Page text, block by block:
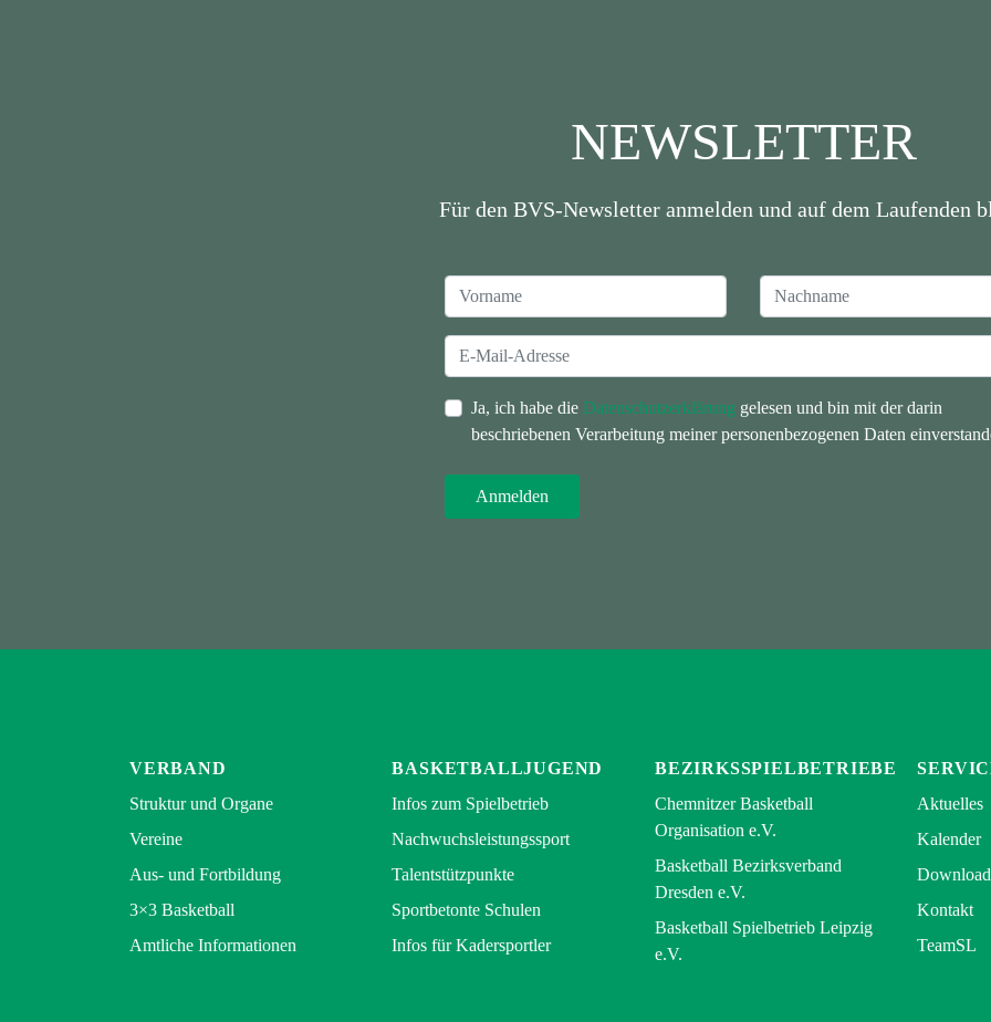
NEWSLETTER
Für den BVS-Newsletter anmelden und auf dem Laufenden
Ja, ich habe die Datenschutzerklärung gelesen und bin mit der darin
beschriebenen Verarbeitung meiner personenbezogenen Daten
VERBAND
Struktur und Organe
Vereine
Aus- und Fortbildung
3×3 Basketball
Amtliche Informationen
BASKETBALLJUGEND
Infos zum Spielbetrieb
Nachwuchsleistungssport
Talentstützpunkte
Sportbetonte Schulen
Infos für Kadersportler
BEZIRKSSPIELBETRIEBE
Chemnitzer Basketball
Organisation e.V.
Basketball Bezirksverband
Dresden e.V.
Basketball Spielbetrieb Leipzig
e.V.
Aktuelles
Kalender
Kontakt
TeamSL